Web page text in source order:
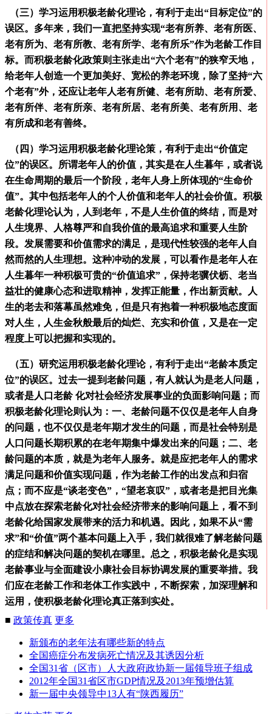
（三）学习运用积极老龄化理论，有利于走出“目标定位”的
误区。多年来，我们一直把坚持实现“老有所养、老有所医、
老有所为、老有所教、老有所学、老有所乐”作为老龄工作目
标。而积极老龄化政策则主张走出“六个老有”的狭窄天地，
给老年人创造一个更加美好、宽松的养老环境，除了坚持“六
个老有”外，还应让老年人老有所健、老有所助、老有所爱、
老有所伴、老有所亲、老有所居、老有所美、老有所用、老
有所成和老有善终。
（四）学习运用积极老龄化理论策，有利于走出“价值定
位”的误区。所谓老年人的价值，其实是在人生暮年，或者说
在生命周期的最后一个阶段，老年人身上所体现的“生命价
值”。其中包括老年人的个人价值和老年人的社会价值。积极
老龄化理论认为，人到老年，不是人生价值的终结，而是对
人生境界、人格尊严和自我价值的最高追求和重要人生阶
段。发展需要和价值需求的满足，是现代性较强的老年人自
然而然的人生理想。这种冲动的发展，可以看作是老年人在
人生暮年一种积极可贵的“价值追求”，保持老骥伏枥、老当
益壮的健康心态和进取精神，发挥正能量，作出新贡献。人
生的老去和落幕虽然难免，但是只有抱着一种积极地态度面
对人生，人生金秋般最后的灿烂、充实和价值，又是在一定
程度上可以把握和实现的。
（五）研究运用积极老龄化理论，有利于走出“老龄本质定
位”的误区。过去一提到老龄问题，有人就认为是老人问题，
或者是人口老龄 化对社会经济发展事业的负面影响问题；而
积极老龄化理论则认为：一、老龄问题不仅仅是老年人自身
的问题，也不仅仅是老年期才发生的问题，而是社会特别是
人口问题长期积累的在老年期集中爆发出来的问题；二、老
龄问题的本质，就是为老年人服务。就是应把老年人的需求
满足问题和价值实现问题，作为老龄工作的出发点和归宿
点；而不应是“谈老变色”，“望老哀叹”，或者老是把目光集
中点放在探索老龄化对社会经济带来的影响问题上，看不到
老龄化给国家发展带来的活力和机遇。因此，如果不从“需
求”和“价值”两个基本问题上入手，我们就很难了解老龄问题
的症结和解决问题的契机在哪里。总之，积极老龄化是实现
老龄事业与全面建设小康社会目标协调发展的重要举措。我
们应在老龄工作和老体工作实践中，不断探索，加深理解和
运用，使积极老龄化理论真正落到实处。
■ 政策传真 更多
新颁布的老年法有哪些新的特点
全国癌症分布发病死亡情况及其诱因分析
全国31省（区市）人大政府政协新一届领导班子组成
2012年全国31省区市GDP情况及2013年预增估算
新一届中央领导中13人有“陕西履历”